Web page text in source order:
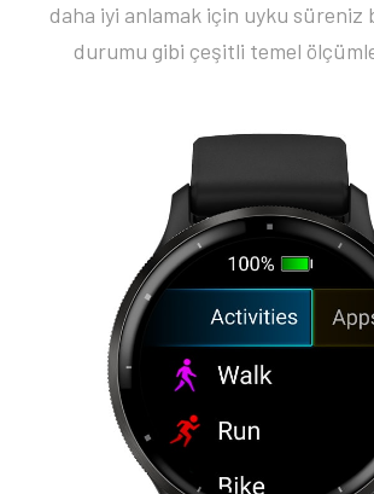
daha iyi anlamak için uyku süreniz
durumu gibi çeşitli temel